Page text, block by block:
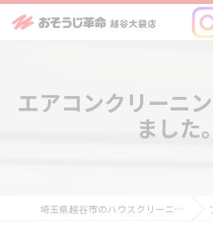
エアコンクリーニ
ました。
埼玉県越谷市のハウスクリーニングならおそうじ革命越谷大袋店